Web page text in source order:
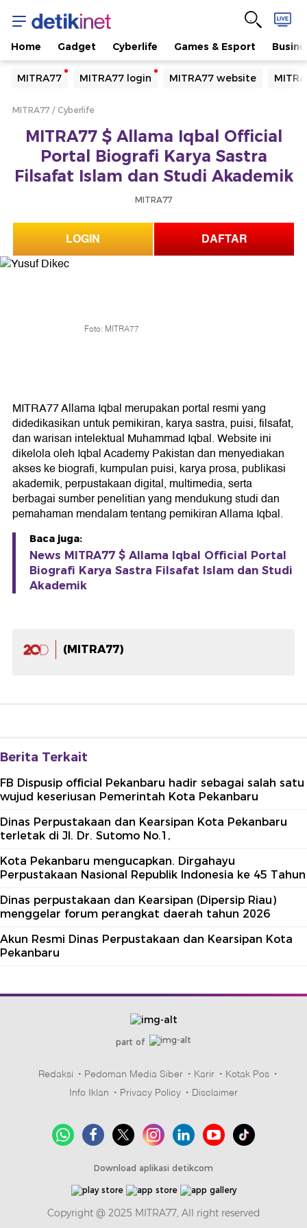
Home Gadget Cyberlife Games & Esport
MITRA77 MITRA77 login MITRA77 website
Yang sedang ramai dicari
Loading...
Loading...
MITRA77 Cyberlife
MITRA77 $ Allama Iqbal Official
Portal Biografi Karya Sastra
Filsafat Islam dan Studi Akademik
MITRA77
LOGIN DAFTAR
Foto: MITRA77
MITRA77 Allama Iqbal merupakan portal resmi yang
didedikasikan untuk pemikiran, karya sastra, puisi, filsafat,
dan warisan intelektual Muhammad Iqbal. Website ini
dikelola oleh Iqbal Academy Pakistan dan menyediakan
akses ke biografi, kumpulan puisi, karya prosa, publikasi
akademik, perpustakaan digital, multimedia, serta
berbagai sumber penelitian yang mendukung studi dan
pemahaman mendalam tentang pemikiran Allama Iqbal.
Baca juga:
News MITRA77 $ Allama Iqbal Official Portal
Biografi Karya Sastra Filsafat Islam dan Studi
Akademik
(MITRA77)
Berita Terkait
FB Dispusip official Pekanbaru hadir sebagai salah satu
wujud keseriusan Pemerintah Kota Pekanbaru
Dinas Perpustakaan dan Kearsipan Kota Pekanbaru
terletak di Jl. Dr. Sutomo No.1,
Kota Pekanbaru mengucapkan. Dirgahayu
Perpustakaan Nasional Republik Indonesia ke 45 Tahun
Dinas perpustakaan dan Kearsipan (Dipersip Riau)
menggelar forum perangkat daerah tahun 2026
Akun Resmi Dinas Perpustakaan dan Kearsipan Kota
Pekanbaru
part of
Redaksi Pedoman Media Siber Karir
Kotak Pos
Info Iklan
Privacy Policy Disclaimer
Download aplikasi detikcom
Copyright @ 2025 MITRA77, All right reserved